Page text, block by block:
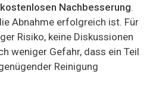
kostenlosen Nachbesserung.
Abnahme erfolgreich ist. Für
Risiko, keine Diskussionen
weniger Gefahr, dass ein Teil
Reinigung